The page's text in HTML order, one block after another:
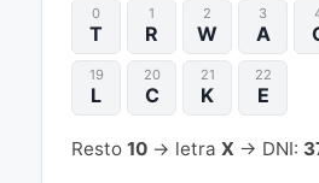
0
T
1
R
2
W
3
A
19
L
20
C
21
K
22
E
Resto 10 → letra X → DNI: